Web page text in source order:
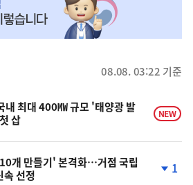
08.08. 03:22 기준
내 최대 400㎿ 규모 '태양광 발
삽
NEW
개 만들기' 본격화…거점 국립
속 선정
1